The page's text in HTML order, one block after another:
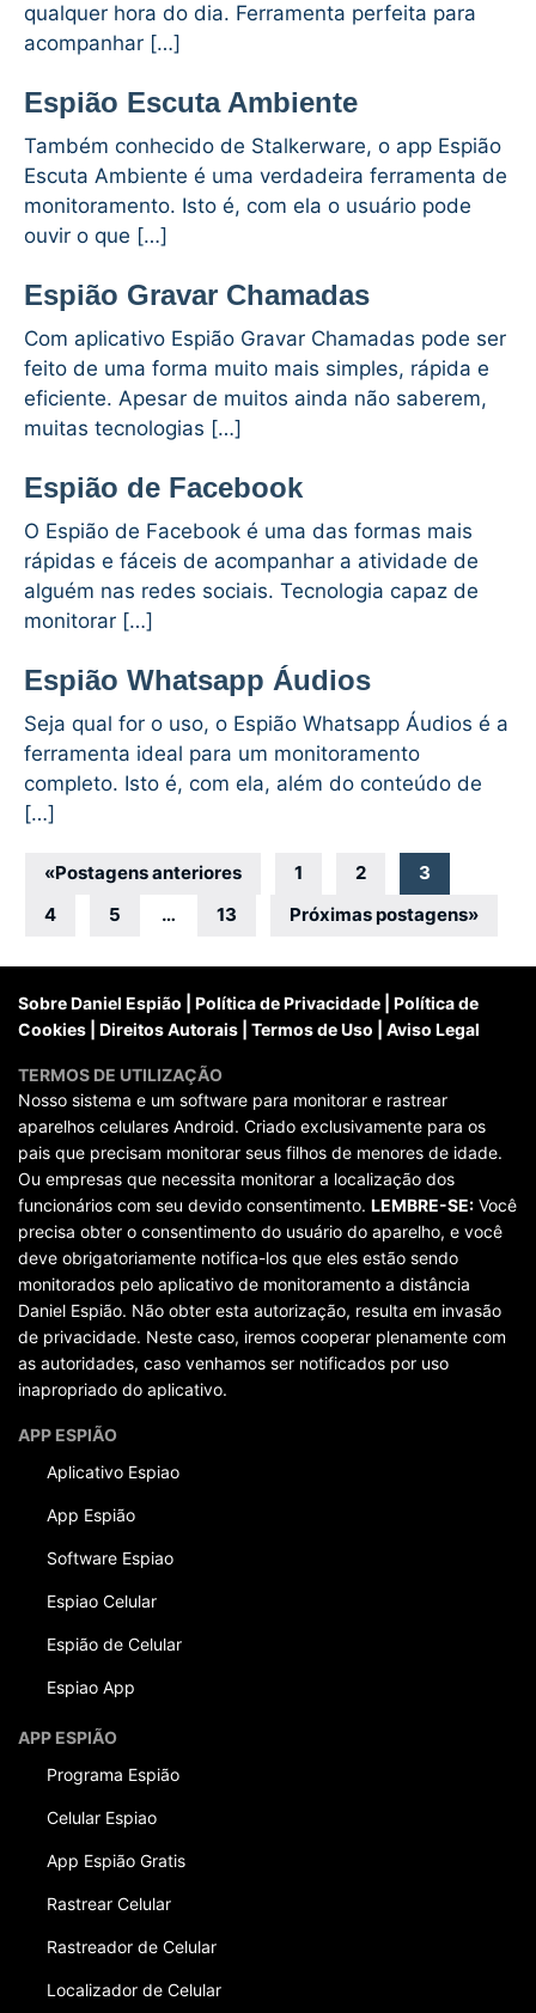
qualquer hora do dia. Ferramenta perfeita para
acompanhar […]
Espião Escuta Ambiente
Também conhecido de Stalkerware, o app Espião
Escuta Ambiente é uma verdadeira ferramenta de
monitoramento. Isto é, com ela o usuário pode
ouvir o que […]
Espião Gravar Chamadas
Com aplicativo Espião Gravar Chamadas pode ser
feito de uma forma muito mais simples, rápida e
eficiente. Apesar de muitos ainda não saberem,
muitas tecnologias […]
Espião de Facebook
O Espião de Facebook é uma das formas mais
rápidas e fáceis de acompanhar a atividade de
alguém nas redes sociais. Tecnologia capaz de
monitorar […]
Espião Whatsapp Áudios
Seja qual for o uso, o Espião Whatsapp Áudios é a
ferramenta ideal para um monitoramento
completo. Isto é, com ela, além do conteúdo de
[…]
Navegação
por
posts
«Postagens anteriores 1 2
3
4
5 … 13 Próximas postagens»
Sobre Daniel Espião Política de Privacidade
Política de
Cookies
Direitos Autorais Termos de Uso Aviso Legal
TERMOS DE UTILIZAÇÃO
Nosso sistema e um software para monitorar e rastrear
aparelhos celulares Android. Criado exclusivamente para os
pais que precisam monitorar seus filhos de menores de idade.
Ou empresas que necessita monitorar a localização dos
funcionários com seu devido consentimento. LEMBRE-SE: Você
precisa obter o consentimento do usuário do aparelho, e você
deve obrigatoriamente notifica-los que eles estão sendo
monitorados pelo aplicativo de monitoramento a distância
Daniel Espião. Não obter esta autorização, resulta em invasão
de privacidade. Neste caso, iremos cooperar plenamente com
as autoridades, caso venhamos ser notificados por uso
inapropriado do aplicativo.
APP ESPIÃO
Aplicativo Espiao
App Espião
Software Espiao
Espiao Celular
Espião de Celular
Espiao App
APP ESPIÃO
Programa Espião
Celular Espiao
App Espião Gratis
Rastrear Celular
Rastreador de Celular
Localizador de Celular